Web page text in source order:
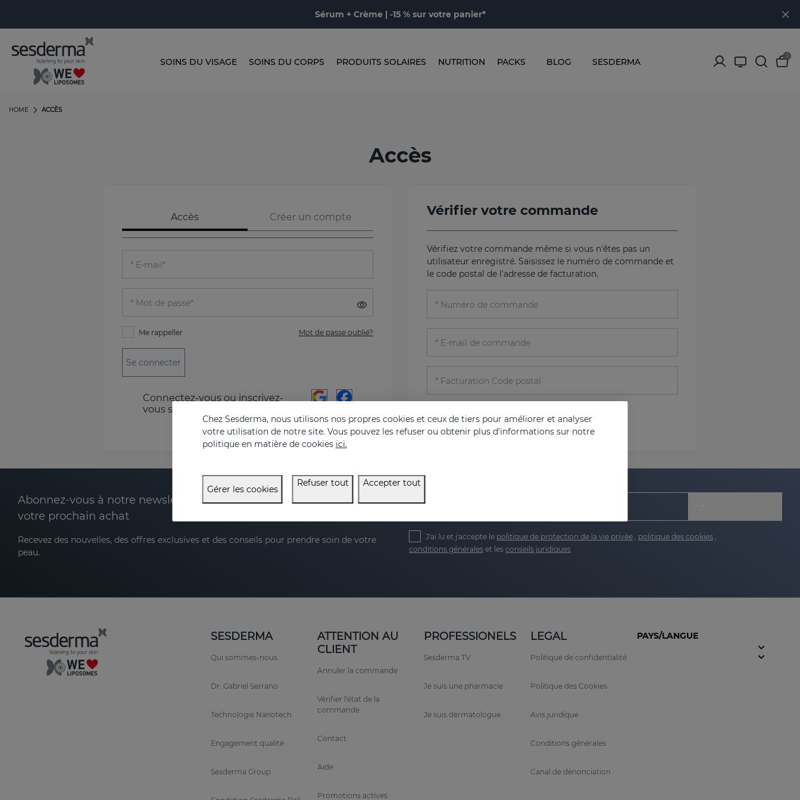
Sérum + Crème | -15 % sur votre panier*
SOINS DU VISAGE SOINS DU CORPS PRODUITS SOLAIRES NUTRITION PACKS BLOG SESDERMA
0
ACCÈS
HOME
Accès
Accès Créer un compte
E-mail*
Mot de passe*
Me rappeller Mot de passe oublié?
Se connecter
Connectez-vous ou inscrivez-
vous sur votre réseau social
Vérifier votre commande
Vérifiez votre commande même si vous n'êtes pas un
utilisateur enregistré. Saisissez le numéro de commande et
le code postal de l'adresse de facturation.
Numéro de commande
E-mail de commande
Facturation Code postal
Vérifier l'état
Abonnez-vous à notre newsletter et recevez 20 % de réduction sur
votre prochain achat
Recevez des nouvelles, des offres exclusives et des conseils pour prendre soin de votre
peau.
E-mail
J'ai lu et j'accepte le politique de protection de la vie privée , politique des cookies ,
conditions générales et les conseils juridiques
SESDERMA
Qui sommes-nous
Dr. Gabriel Serrano
Technologie Nanotech
Engagement qualité
Sesderma Group
ATTENTION AU
CLIENT
Annuler la commande
Vérifier l'état de la
commande
Contact
Aide
Promotions actives
PROFESSIONELS
Sesderma TV
Je suis une pharmacie
Je suis dermatologue
LEGAL
Politique de confidentialité
Politique des Cookies
Avis juridique
Conditions générales
Canal de dénonciation
PAYS/LANGUE
Chez Sesderma, nous utilisons nos propres cookies et ceux de tiers pour améliorer et analyser
votre utilisation de notre site. Vous pouvez les refuser ou obtenir plus d'informations sur notre
politique en matière de cookies ici.
Gérer les cookies
Refuser tout Accepter tout